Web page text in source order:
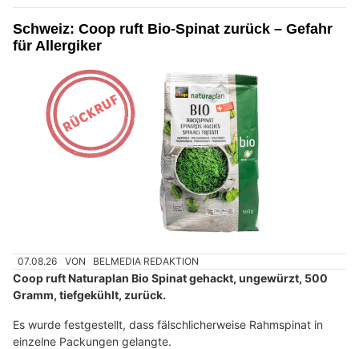
Schweiz: Coop ruft Bio-Spinat zurück – Gefahr
für Allergiker
07.08.26 VON BELMEDIA REDAKTION
Coop ruft Naturaplan Bio Spinat gehackt, ungewürzt, 500
Gramm, tiefgekühlt, zurück.
Es wurde festgestellt, dass fälschlicherweise Rahmspinat in
einzelne Packungen gelangte.